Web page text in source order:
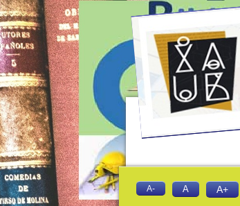
A- A A+